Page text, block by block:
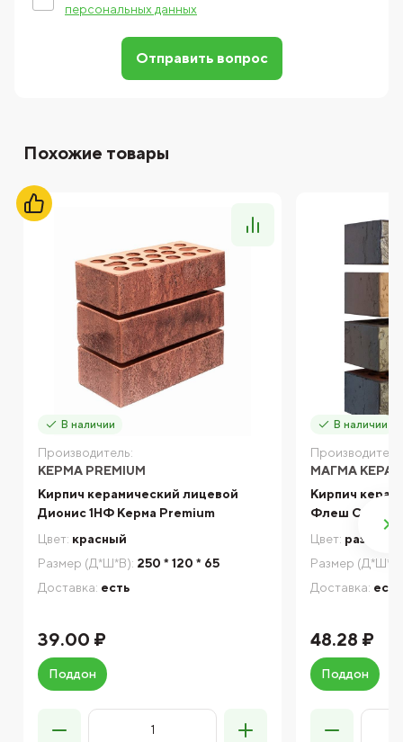
персональных данных
Отправить вопрос
Похожие товары
В наличии
Производитель:
КЕРМА PREMIUM
Кирпич керамический лицевой
Дионис 1НФ Керма Premium
Цвет: красный
Размер (Д*Ш*В): 250 * 120 * 65
Доставка: есть
39.00 ₽
Поддон
В наличии
МАГМА
Кирпич
Флеш Сахара
Цвет:
Размер
Доставка: есть
48.28 ₽
Поддон